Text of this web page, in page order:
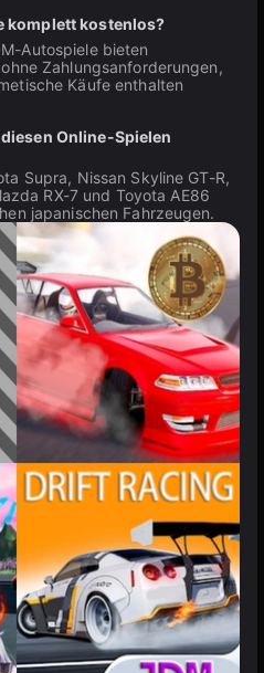
komplett kostenlos?
Autospiele bieten
Zahlungsanforderungen,
Käufe enthalten
Online-Spielen
Supra, Nissan Skyline GT-R,
RX-7 und Toyota AE86
japanischen Fahrzeugen.